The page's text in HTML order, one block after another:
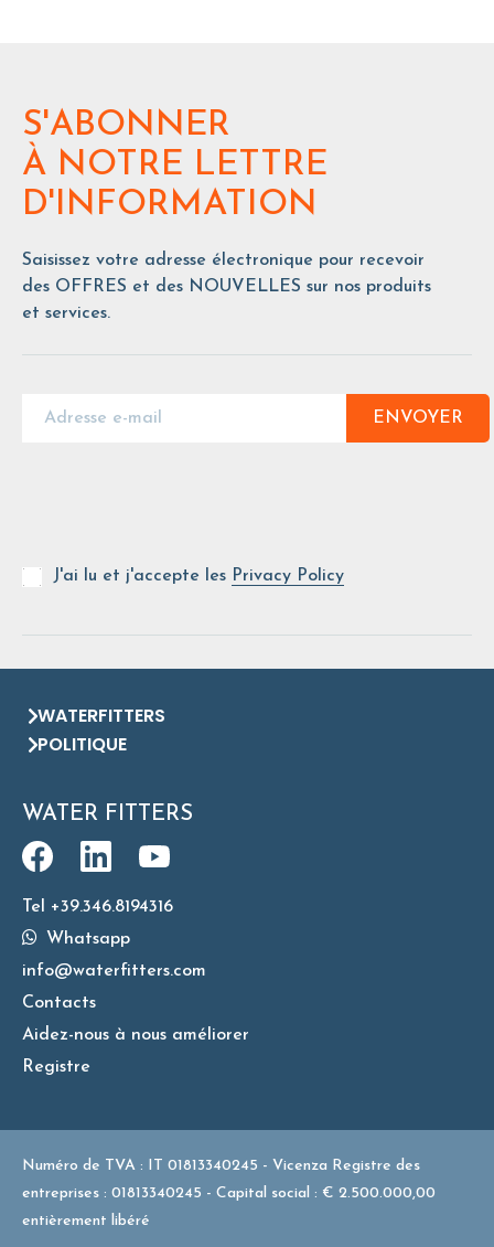
S'ABONNER
À NOTRE LETTRE
D'INFORMATION
Saisissez votre adresse électronique pour recevoir
des OFFRES et des NOUVELLES sur nos produits
et services.
ENVOYER
J'ai lu et j'accepte les Privacy Policy
WATERFITTERS
POLITIQUE
WATER FITTERS
Tel +39.346.8194316
Whatsapp
info@waterfitters.com
Contacts
Aidez-nous à nous améliorer
Registre
Numéro de TVA : IT 01813340245 - Vicenza Registre des
entreprises : 01813340245 - Capital social : € 2.500.000,00
entièrement libéré